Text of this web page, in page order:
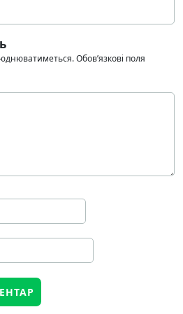
Обов’язкові поля